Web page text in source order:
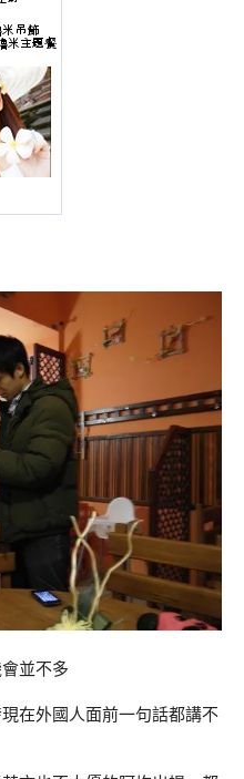
並不多
在外國人面前一句話都講不